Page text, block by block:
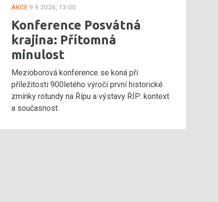
AKCE 9.9.2026, 13:00
Konference Posvátná
krajina: Přítomná
minulost
Mezioborová konference se koná při
příležitosti 900letého výročí první historické
zmínky rotundy na Řípu a výstavy ŘÍP: kontext
a současnost.